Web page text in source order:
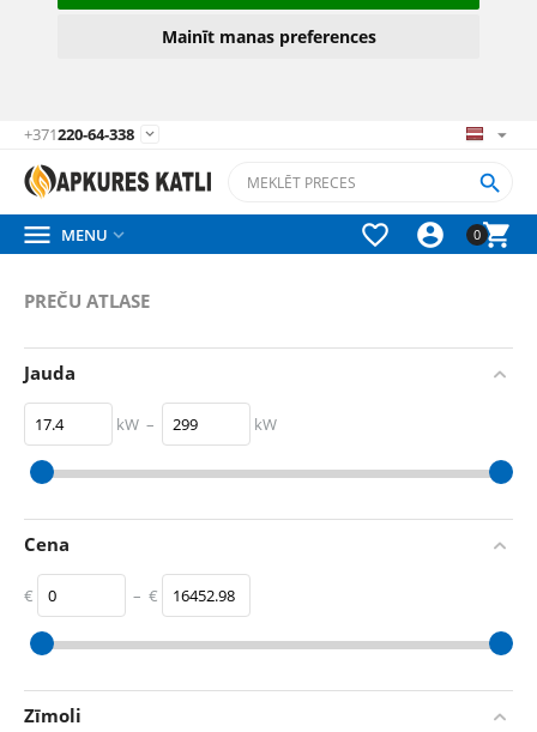
Mainīt manas preferences
+371220-64-338 
0



 MENU 
PREČU ATLASE
Jauda
kW – kW
17.4kW kW
Cena
€ – €
0 16452.98
Zīmoli